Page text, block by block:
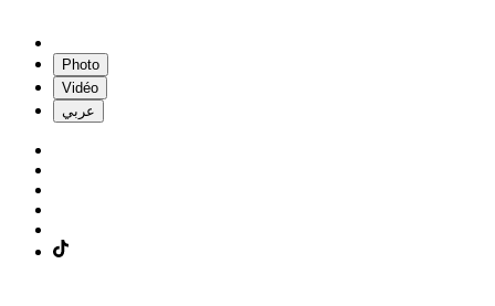
Photo
Vidéo
عربي